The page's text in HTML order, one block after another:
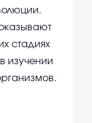
стадиях
изучении